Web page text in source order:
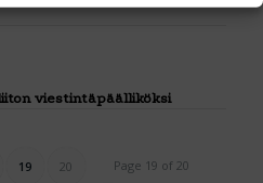
viestintäpäälliköksi
Page 19 of 20
19 20